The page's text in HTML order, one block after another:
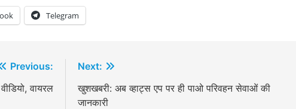
Telegram
Previous:
वायरल
Next:
खुशखबरी: अब व्हाट्स एप पर ही पाओ परिवहन सेवाओं की
जानकारी